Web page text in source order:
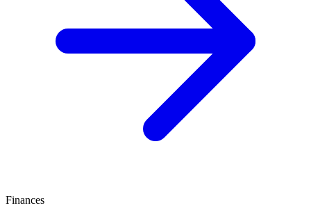
Finances